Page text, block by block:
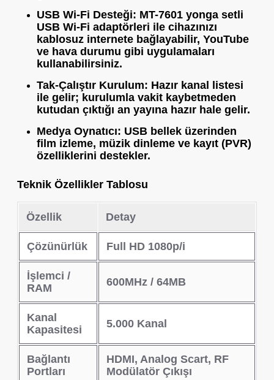
USB Wi-Fi Desteği: MT-7601 yonga setli
USB Wi-Fi adaptörleri ile cihazınızı
kablosuz internete bağlayabilir, YouTube
ve hava durumu gibi uygulamaları
kullanabilirsiniz.
Tak-Çalıştır Kurulum: Hazır kanal listesi
ile gelir; kurulumla vakit kaybetmeden
kutudan çıktığı an yayına hazır hale gelir.
Medya Oynatıcı: USB bellek üzerinden
film izleme, müzik dinleme ve kayıt (PVR)
özelliklerini destekler.
Teknik Özellikler Tablosu
Özellik Detay
Çözünürlük Full HD 1080p/i
İşlemci /
RAM
600MHz / 64MB
Kanal
Kapasitesi
5.000 Kanal
Bağlantı
Portları
HDMI, Analog Scart, RF
Modülatör Çıkışı